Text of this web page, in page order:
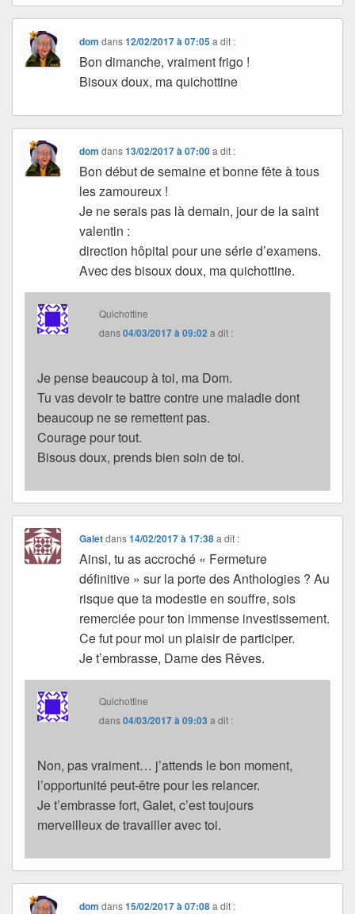
dom dans12/02/2017 à 07:05 a dit :
Bon dimanche, vraiment frigo !
Bisoux doux, ma quichottine
dom dans13/02/2017 à 07:00 a dit :
Bon début de semaine et bonne fête à tous
les zamoureux !
Je ne serais pas là demain, jour de la saint
valentin :
direction hôpital pour une série d’examens.
Avec des bisoux doux, ma quichottine.
Quichottine
dans04/03/2017 à 09:02 a dit :
Je pense beaucoup à toi, ma Dom.
Tu vas devoir te battre contre une maladie dont
beaucoup ne se remettent pas.
Courage pour tout.
Bisous doux, prends bien soin de toi.
Galetdans14/02/2017 à 17:38 a dit :
Ainsi, tu as accroché « Fermeture
définitive » sur la porte des Anthologies ? Au
risque que ta modestie en souffre, sois
remerciée pour ton immense investissement.
Ce fut pour moi un plaisir de participer.
Je t’embrasse, Dame des Rêves.
Quichottine
dans04/03/2017 à 09:03 a dit :
Non, pas vraiment… j’attends le bon moment,
l’opportunité peut-être pour les relancer.
Je t’embrasse fort, Galet, c’est toujours
merveilleux de travailler avec toi.
dom dans15/02/2017 à 07:08 a dit :